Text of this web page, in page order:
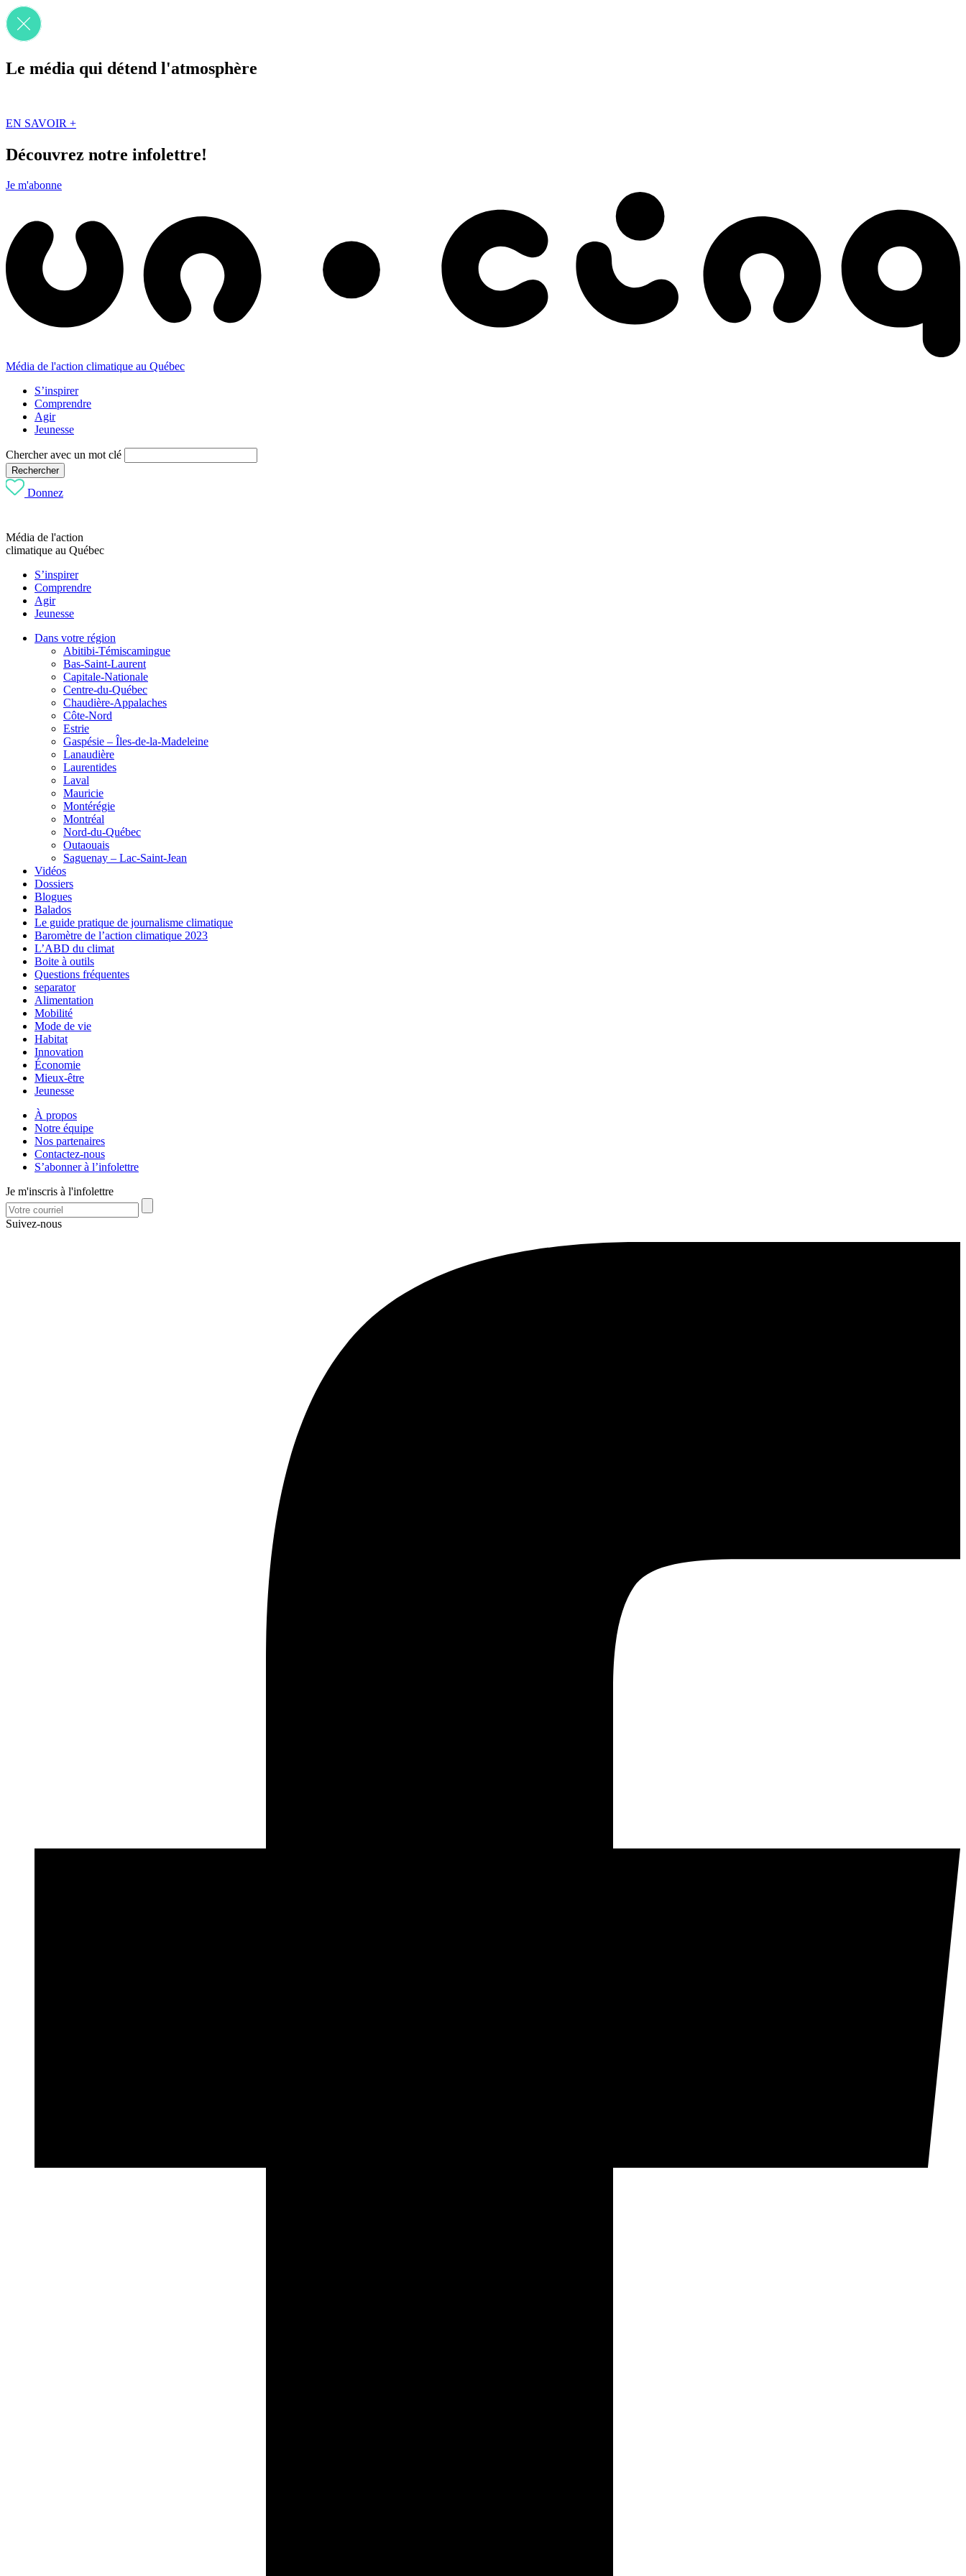
Le média qui détend l'atmosphère
EN SAVOIR +
Découvrez notre infolettre!
Je m'abonne
Média de l'action climatique au Québec
S’inspirer
Comprendre
Agir
Jeunesse
Chercher avec un mot clé
Rechercher
Donnez
Média de l'action
climatique au Québec
S’inspirer
Comprendre
Agir
Jeunesse
Dans votre région
Abitibi-Témiscamingue
Bas-Saint-Laurent
Capitale-Nationale
Centre-du-Québec
Chaudière-Appalaches
Côte-Nord
Estrie
Gaspésie – Îles-de-la-Madeleine
Lanaudière
Laurentides
Laval
Mauricie
Montérégie
Montréal
Nord-du-Québec
Outaouais
Saguenay – Lac-Saint-Jean
Vidéos
Dossiers
Blogues
Balados
Le guide pratique de journalisme climatique
Baromètre de l’action climatique 2023
L’ABD du climat
Boite à outils
Questions fréquentes
separator
Alimentation
Mobilité
Mode de vie
Habitat
Innovation
Économie
Mieux-être
Jeunesse
À propos
Notre équipe
Nos partenaires
Contactez-nous
S’abonner à l’infolettre
Je m'inscris à l'infolettre
Suivez-nous